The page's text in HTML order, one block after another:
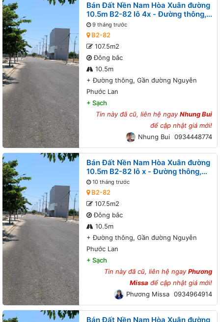
Bán Đất Nền Nam Hòa Xuân đường
10.5m B2-82 lô 4x - Đường thông,
Gần đường Nguyễn Phước Lan
9 tháng trước
B2-82
107.5m2
Đông bắc
10.5m
+Đường thông, Gần đường Nguyễn
Phước Lan
+ Sạch
Tin này đã cũ, liên hệ ngayNhung Bui
để cập nhật giá mới!
Nhung Bui 0934448774
Bán Đất Nền Nam Hòa Xuân đường
10.5m B2-82 lô x - Đường thông,
Gần đường Nguyễn Phước Lan
10 tháng trước
B2-82
107.5m2
Đông bắc
10.5m
+Đường thông, Gần đường Nguyễn
Phước Lan
+ Sạch
Tin này đã cũ, liên hệ ngayPhương
Missa để cập nhật giá mới!
Phương Missa 0934964914
Bán Đất Nền Nam Hòa Xuân đường